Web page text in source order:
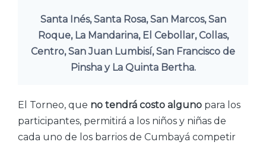
Santa Inés, Santa Rosa, San Marcos, San
Roque, La Mandarina, El Cebollar, Collas,
Centro, San Juan Lumbisí, San Francisco de
Pinsha y La Quinta Bertha.
El Torneo, que no tendrá costo alguno para los
participantes, permitirá a los niños y niñas de
cada uno de los barrios de Cumbayá competir